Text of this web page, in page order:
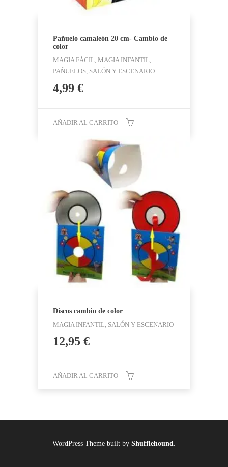
Pañuelo camaleón 20 cm- Cambio de
color
MAGIA FÁCIL, MAGIA INFANTIL,
PAÑUELOS, SALÓN Y ESCENARIO
4,99 €
AÑADIR AL CARRITO
Discos cambio de color
MAGIA INFANTIL, SALÓN Y ESCENARIO
12,95 €
AÑADIR AL CARRITO
WordPress Theme built by Shufflehound